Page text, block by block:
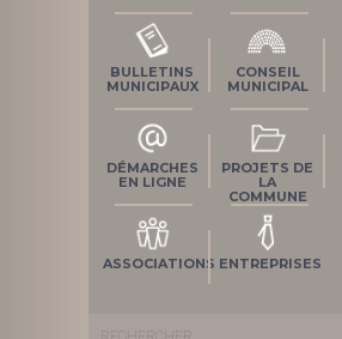
BULLETINS
MUNICIPAUX
CONSEIL
MUNICIPAL
DÉMARCHES
EN LIGNE
PROJETS DE
LA
COMMUNE
ASSOCIATIONS ENTREPRISES
Rechercher :